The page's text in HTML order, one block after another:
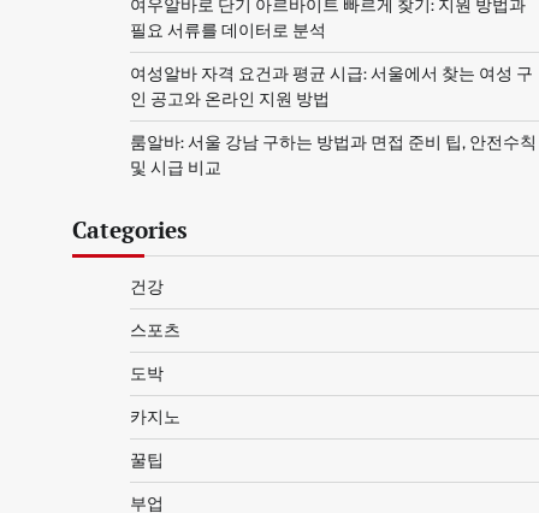
여우알바로 단기 아르바이트 빠르게 찾기: 지원 방법과
필요 서류를 데이터로 분석
여성알바 자격 요건과 평균 시급: 서울에서 찾는 여성 구
인 공고와 온라인 지원 방법
룸알바: 서울 강남 구하는 방법과 면접 준비 팁, 안전수칙
및 시급 비교
Categories
건강
스포츠
도박
카지노
꿀팁
부업